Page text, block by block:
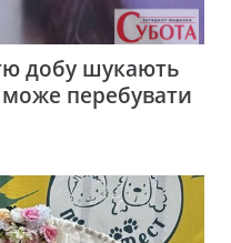
добу шукають
може перебувати